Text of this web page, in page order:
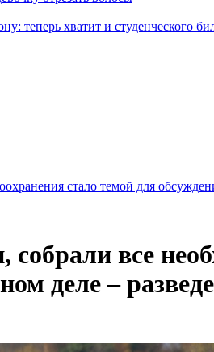
теперь хватит и студенческого
стало темой для
собрали все
деле –